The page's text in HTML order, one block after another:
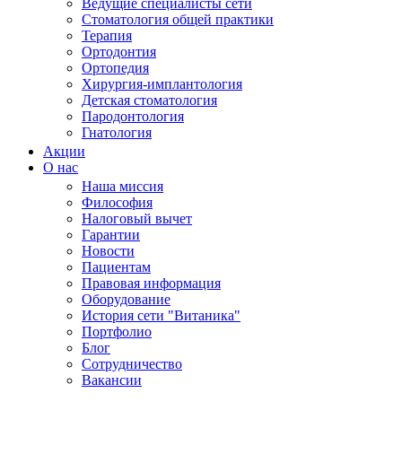
Ведущие специалисты сети
Стоматология общей практики
Терапия
Ортодонтия
Ортопедия
Хирургия-имплантология
Детская стоматология
Пародонтология
Гнатология
Акции
О нас
Наша миссия
Философия
Налоговый вычет
Гарантии
Новости
Пациентам
Правовая информация
Оборудование
История сети "Витаника"
Портфолио
Блог
Сотрудничество
Вакансии